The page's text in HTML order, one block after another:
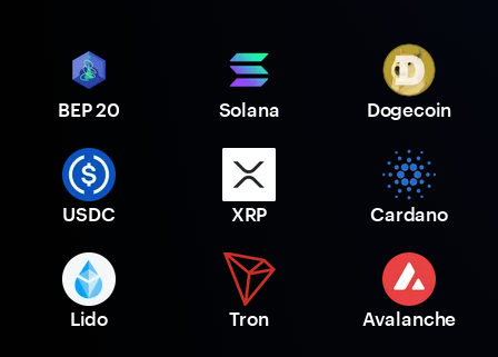
BEP 20 Solana Dogecoin
USDC XRP Cardano
Lido Tron Avalanche